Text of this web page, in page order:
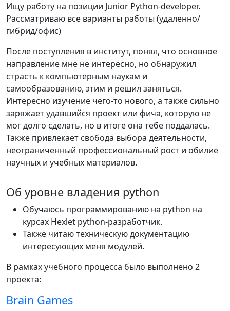
Ищу работу на позиции Junior Python-developer.
Рассматриваю все варианты работы (удаленно/
гибрид/офис)
После поступления в институт, понял, что основное
направление мне не интересно, но обнаружил
страсть к компьютерным наукам и
самообразованию, этим и решил заняться.
Интересно изучение чего-то нового, а также сильно
заряжает удавшийся проект или фича, которую не
мог долго сделать, но в итоге она тебе поддалась.
Также привлекает свобода выбора деятельности,
неограниченный профессиональный рост и обилие
научных и учебных материалов.
Об уровне владения python
Обучаюсь программированию на python на
курсах Hexlet python-разработчик.
Также читаю техническую документацию
интересующих меня модулей.
В рамках учебного процесса было выполнено 2
проекта:
Brain Games